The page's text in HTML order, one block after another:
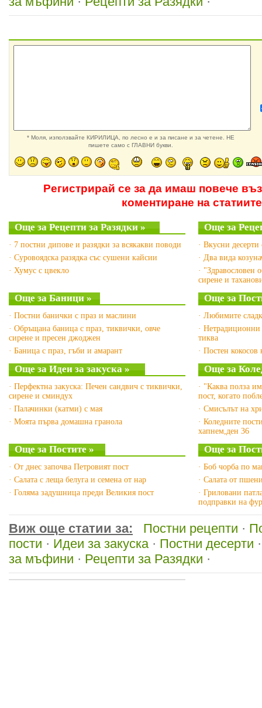
* Моля, използвайте КИРИЛИЦА, по лесно е и за писане и за четене. НЕ
пишете само с ГЛАВНИ букви.
Регистрирай се за да имаш повече
коментиране на статиите
Още за Рецепти за Разядки »
· 7 постни дипове и разядки за всякакви поводи
· Суровоядска разядка със сушени кайсии
· Хумус с цвекло
Още за
· Вкусни десерти
· Два вида
· "Здравословен
сирене и
Още за Баници »
· Постни банички с праз и маслини
· Обръщана баница с праз, тиквички, овче
сирене и пресен джоджен
· Баница с праз, гъби и амарант
Още за
· Любимите
· Нетрадиционни
тиква
· Постен кокосов
Още за Идеи за закуска »
· Перфектна закуска: Печен сандвич с тиквички,
сирене и сминдух
· Палачинки (катми) с мая
· Моята първа домашна гранола
Още за
· "Каква полза
пост, когато
· Смисълът на
· Коледните
хапнем,ден 36
Още за Постите »
· От днес започва Петровият пост
· Салата с леща белуга и семена от нар
· Голяма задушница преди Великия пост
Още за
· Боб чорба по
· Салата от
· Гриловани
подправки на
Виж още статии за: Постни рецепти ·
пости · Идеи за закуска· Постни десерти
за мъфини · Рецепти за Разядки ·